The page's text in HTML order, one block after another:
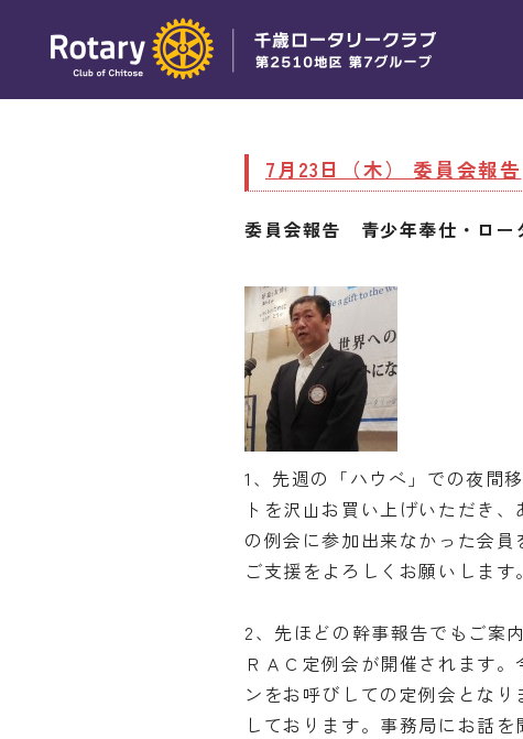
7月23日（木） 委員会報告
委員会報告 青少年奉仕・ロ
1、先週の「ハウベ」での夜間
トを沢山お買い上げいただき
の例会に参加出来なかった会
ご支援をよろしくお願いします。
2、先ほどの幹事報告でもご案
ＲＡＣ定例会が開催されます
ンをお呼びしての定例会とな
しております。事務局にお話